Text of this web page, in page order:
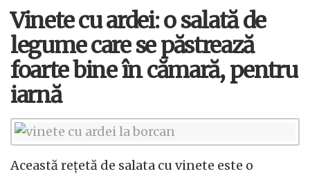
Vinete cu ardei: o salată de
legume care se păstrează
foarte bine în cămară, pentru
iarnă
Această rețetă de salata cu vinete este o